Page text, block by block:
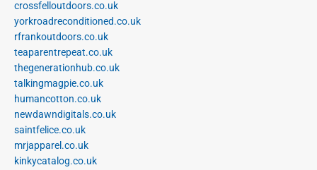
crossfelloutdoors.co.uk
yorkroadreconditioned.co.uk
rfrankoutdoors.co.uk
teaparentrepeat.co.uk
thegenerationhub.co.uk
talkingmagpie.co.uk
humancotton.co.uk
newdawndigitals.co.uk
saintfelice.co.uk
mrjapparel.co.uk
kinkycatalog.co.uk